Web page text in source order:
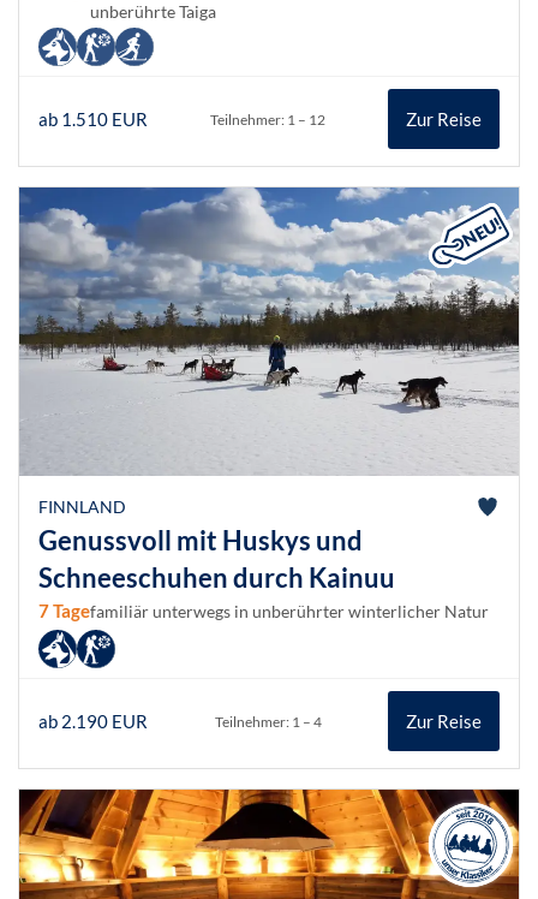
unberührte Taiga
ab 1.510 EUR Teilnehmer: 1 – 12 Zur Reise
FINNLAND
Genussvoll mit Huskys und
Schneeschuhen durch Kainuu
7 Tagefamiliär unterwegs in unberührter winterlicher Natur
ab 2.190 EUR Teilnehmer: 1 – 4 Zur Reise